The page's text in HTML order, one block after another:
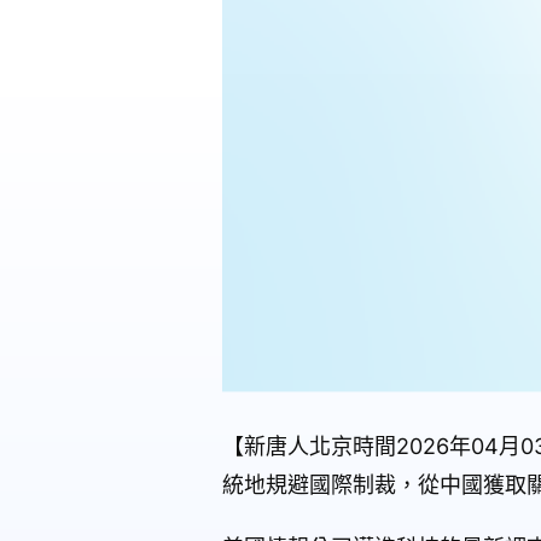
【新唐人北京時間2026年04月
統地規避國際制裁，從中國獲取